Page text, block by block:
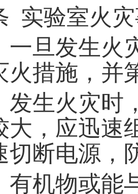
实验室火
一旦发生
火措施，并
发生火灾
大，应迅速
切断电源，
有机物或